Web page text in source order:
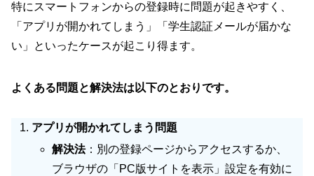
特にスマートフォンからの登録時に問題が起きやすく、
「アプリが開かれてしまう」「学生認証メールが届かな
い」といったケースが起こり得ます。
よくある問題と解決法は以下のとおりです。
アプリが開かれてしまう問題
解決法：別の登録ページからアクセスするか、
ブラウザの「PC版サイトを表示」設定を有効に